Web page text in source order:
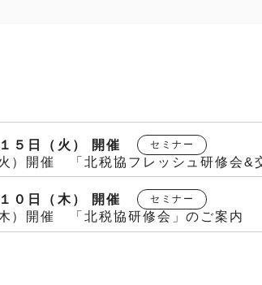
５日（火） 開催 セミナー
）開催 「北税協フレッシュ研修会&
０日（木） 開催 セミナー
）開催 「北税協研修会」のご案内